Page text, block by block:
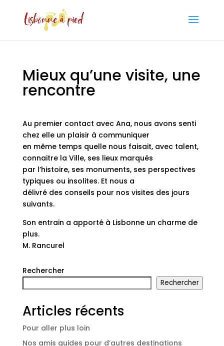
Mieux qu’une visite, une
rencontre
Au premier contact avec Ana, nous avons senti
chez elle un plaisir à communiquer
en même temps quelle nous faisait, avec talent,
connaitre la Ville, ses lieux marqués
par l’histoire, ses monuments, ses perspectives
typiques ou insolites. Et nous a
délivré des conseils pour nos visites des jours
suivants.
Son entrain a apporté à Lisbonne un charme de
plus.
M. Rancurel
Rechercher
Rechercher
Articles récents
Pour aller plus loin
Nos amis guides pour d’autres destinations